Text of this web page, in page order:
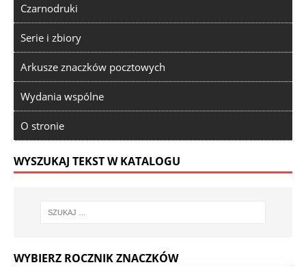
Czarnodruki
Serie i zbiory
Arkusze znaczków pocztowych
Wydania wspólne
O stronie
WYSZUKAJ TEKST W KATALOGU
WYBIERZ ROCZNIK ZNACZKÓW